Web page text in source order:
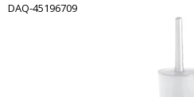
DAQ-45196709